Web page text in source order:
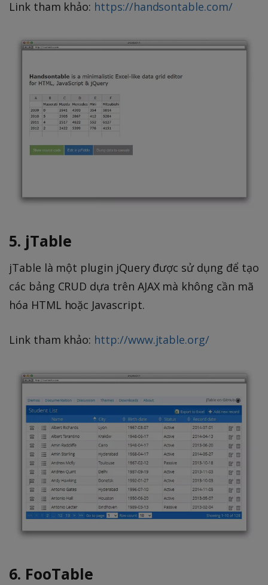
Link tham khảo: https://handsontable.com/
5. jTable
jTable là một plugin jQuery được sử dụng để tạo
các bảng CRUD dựa trên AJAX mà không cần mã
hóa HTML hoặc Javascript.
Link tham khảo: http://www.jtable.org/
6. FooTable